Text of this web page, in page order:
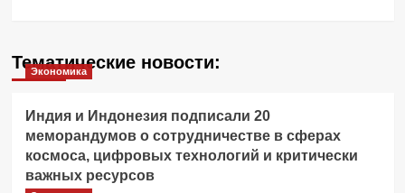
Тематические новости:
Экономика
Индия и Индонезия подписали 20
меморандумов о сотрудничестве в сферах
космоса, цифровых технологий и критически
важных ресурсов